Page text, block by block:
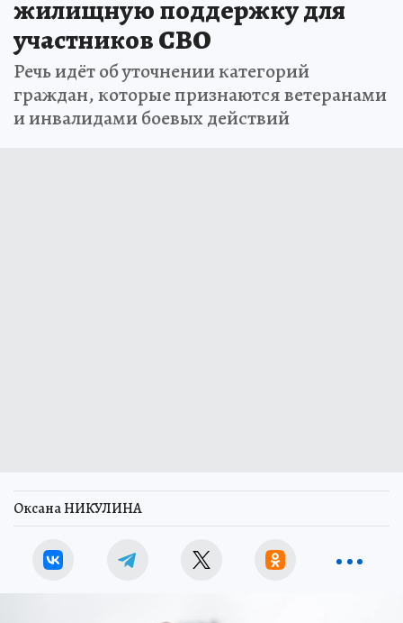
жилищную поддержку для
участников СВО
Речь идёт об уточнении категорий
граждан, которые признаются ветеранами
и инвалидами боевых действий
Оксана НИКУЛИНА